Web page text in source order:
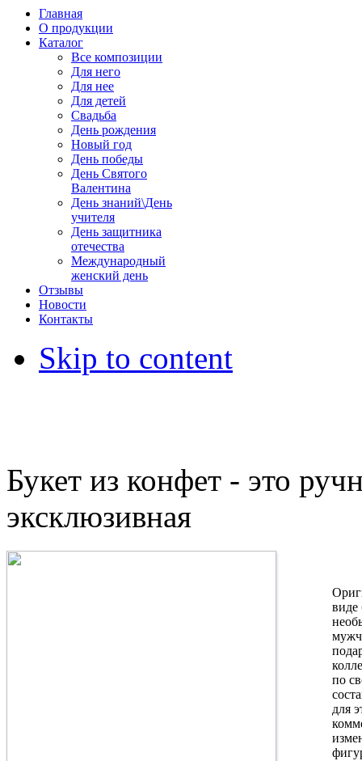
Главная
О продукции
Каталог
Все композиции
Для него
Для нее
Для детей
Свадьба
День pождения
Новый год
День победы
День Святого
Валентина
День знаний\День
учителя
День защитника
отечества
Международный
женский день
Отзывы
Новости
Контакты
Skip to content
Букет из конфет - это
эксклюзивная
виде
по
для